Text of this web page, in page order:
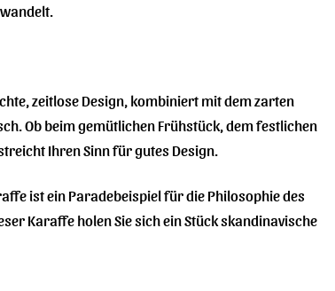
zeitlose Design, kombiniert mit dem zarten
Ob beim gemütlichen Frühstück, dem festlichen
Ihren Sinn für gutes Design.
ist ein Paradebeispiel für die Philosophie des
Karaffe holen Sie sich ein Stück skandinavische